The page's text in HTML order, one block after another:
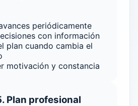
periódicamente
con información
plan cuando cambia el
motivación y constancia
Plan profesional